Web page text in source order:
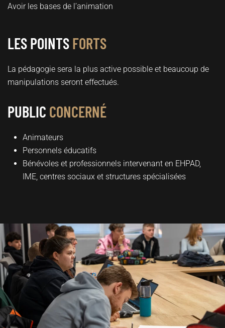
Avoir les bases de l’animation
LES POINTSFORTS
La pédagogie sera la plus active possible et beaucoup de
manipulations seront effectués.
PUBLIC CONCERNÉ
Animateurs
Personnels éducatifs
Bénévoles et professionnels intervenant en EHPAD,
IME, centres sociaux et structures spécialisées